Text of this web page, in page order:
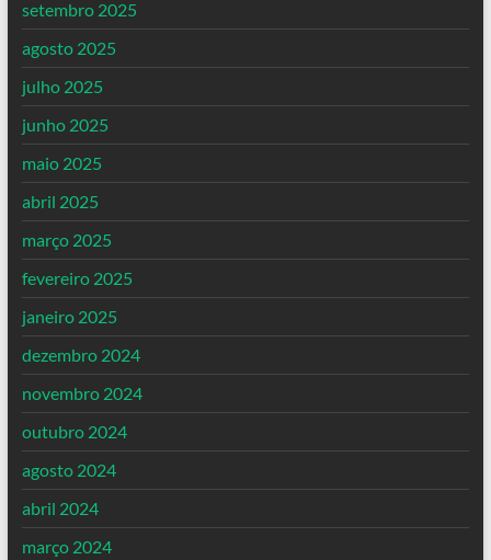
setembro 2025
agosto 2025
julho 2025
junho 2025
maio 2025
abril 2025
março 2025
fevereiro 2025
janeiro 2025
dezembro 2024
novembro 2024
outubro 2024
agosto 2024
abril 2024
março 2024